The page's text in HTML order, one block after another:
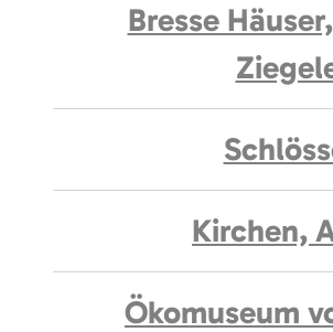
Bresse
Kirchen,
Ökomuseum